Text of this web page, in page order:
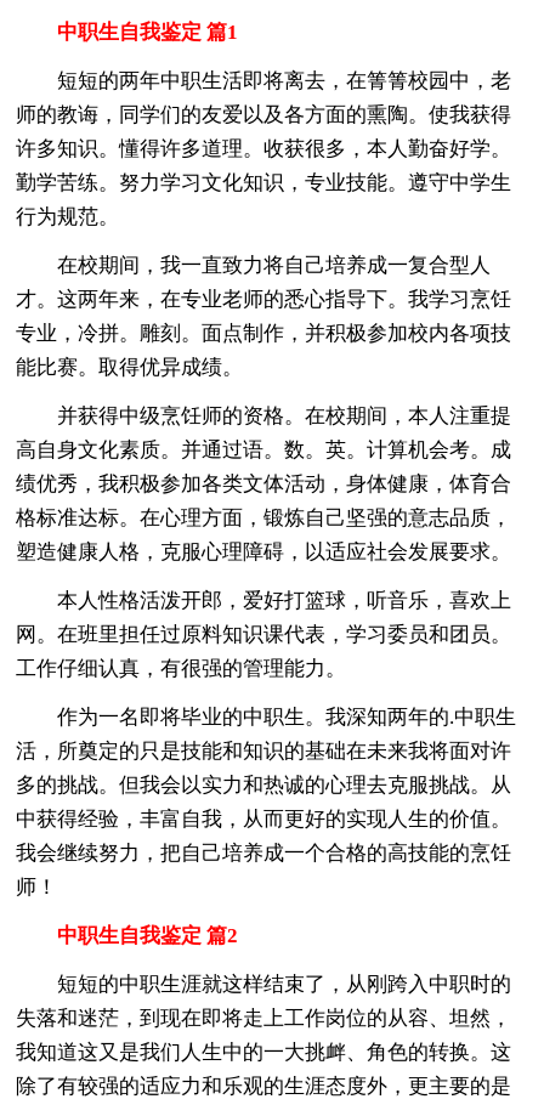
中职生自我鉴定 篇1
短短的两年中职生活即将离去，在箐箐校园中，老
师的教诲，同学们的友爱以及各方面的熏陶。使我获得
许多知识。懂得许多道理。收获很多，本人勤奋好学。
勤学苦练。努力学习文化知识，专业技能。遵守中学生
行为规范。
在校期间，我一直致力将自己培养成一复合型人
才。这两年来，在专业老师的悉心指导下。我学习烹饪
专业，冷拼。雕刻。面点制作，并积极参加校内各项技
能比赛。取得优异成绩。
并获得中级烹饪师的资格。在校期间，本人注重提
高自身文化素质。并通过语。数。英。计算机会考。成
绩优秀，我积极参加各类文体活动，身体健康，体育合
格标准达标。在心理方面，锻炼自己坚强的意志品质，
塑造健康人格，克服心理障碍，以适应社会发展要求。
本人性格活泼开郎，爱好打篮球，听音乐，喜欢上
网。在班里担任过原料知识课代表，学习委员和团员。
工作仔细认真，有很强的管理能力。
作为一名即将毕业的中职生。我深知两年的.中职生
活，所奠定的只是技能和知识的基础在未来我将面对许
多的挑战。但我会以实力和热诚的心理去克服挑战。从
中获得经验，丰富自我，从而更好的实现人生的价值。
我会继续努力，把自己培养成一个合格的高技能的烹饪
师！
中职生自我鉴定 篇2
短短的中职生涯就这样结束了，从刚跨入中职时的
失落和迷茫，到现在即将走上工作岗位的从容、坦然，
我知道这又是我们人生中的一大挑衅、角色的转换。这
除了有较强的适应力和乐观的生涯态度外，更主要的是